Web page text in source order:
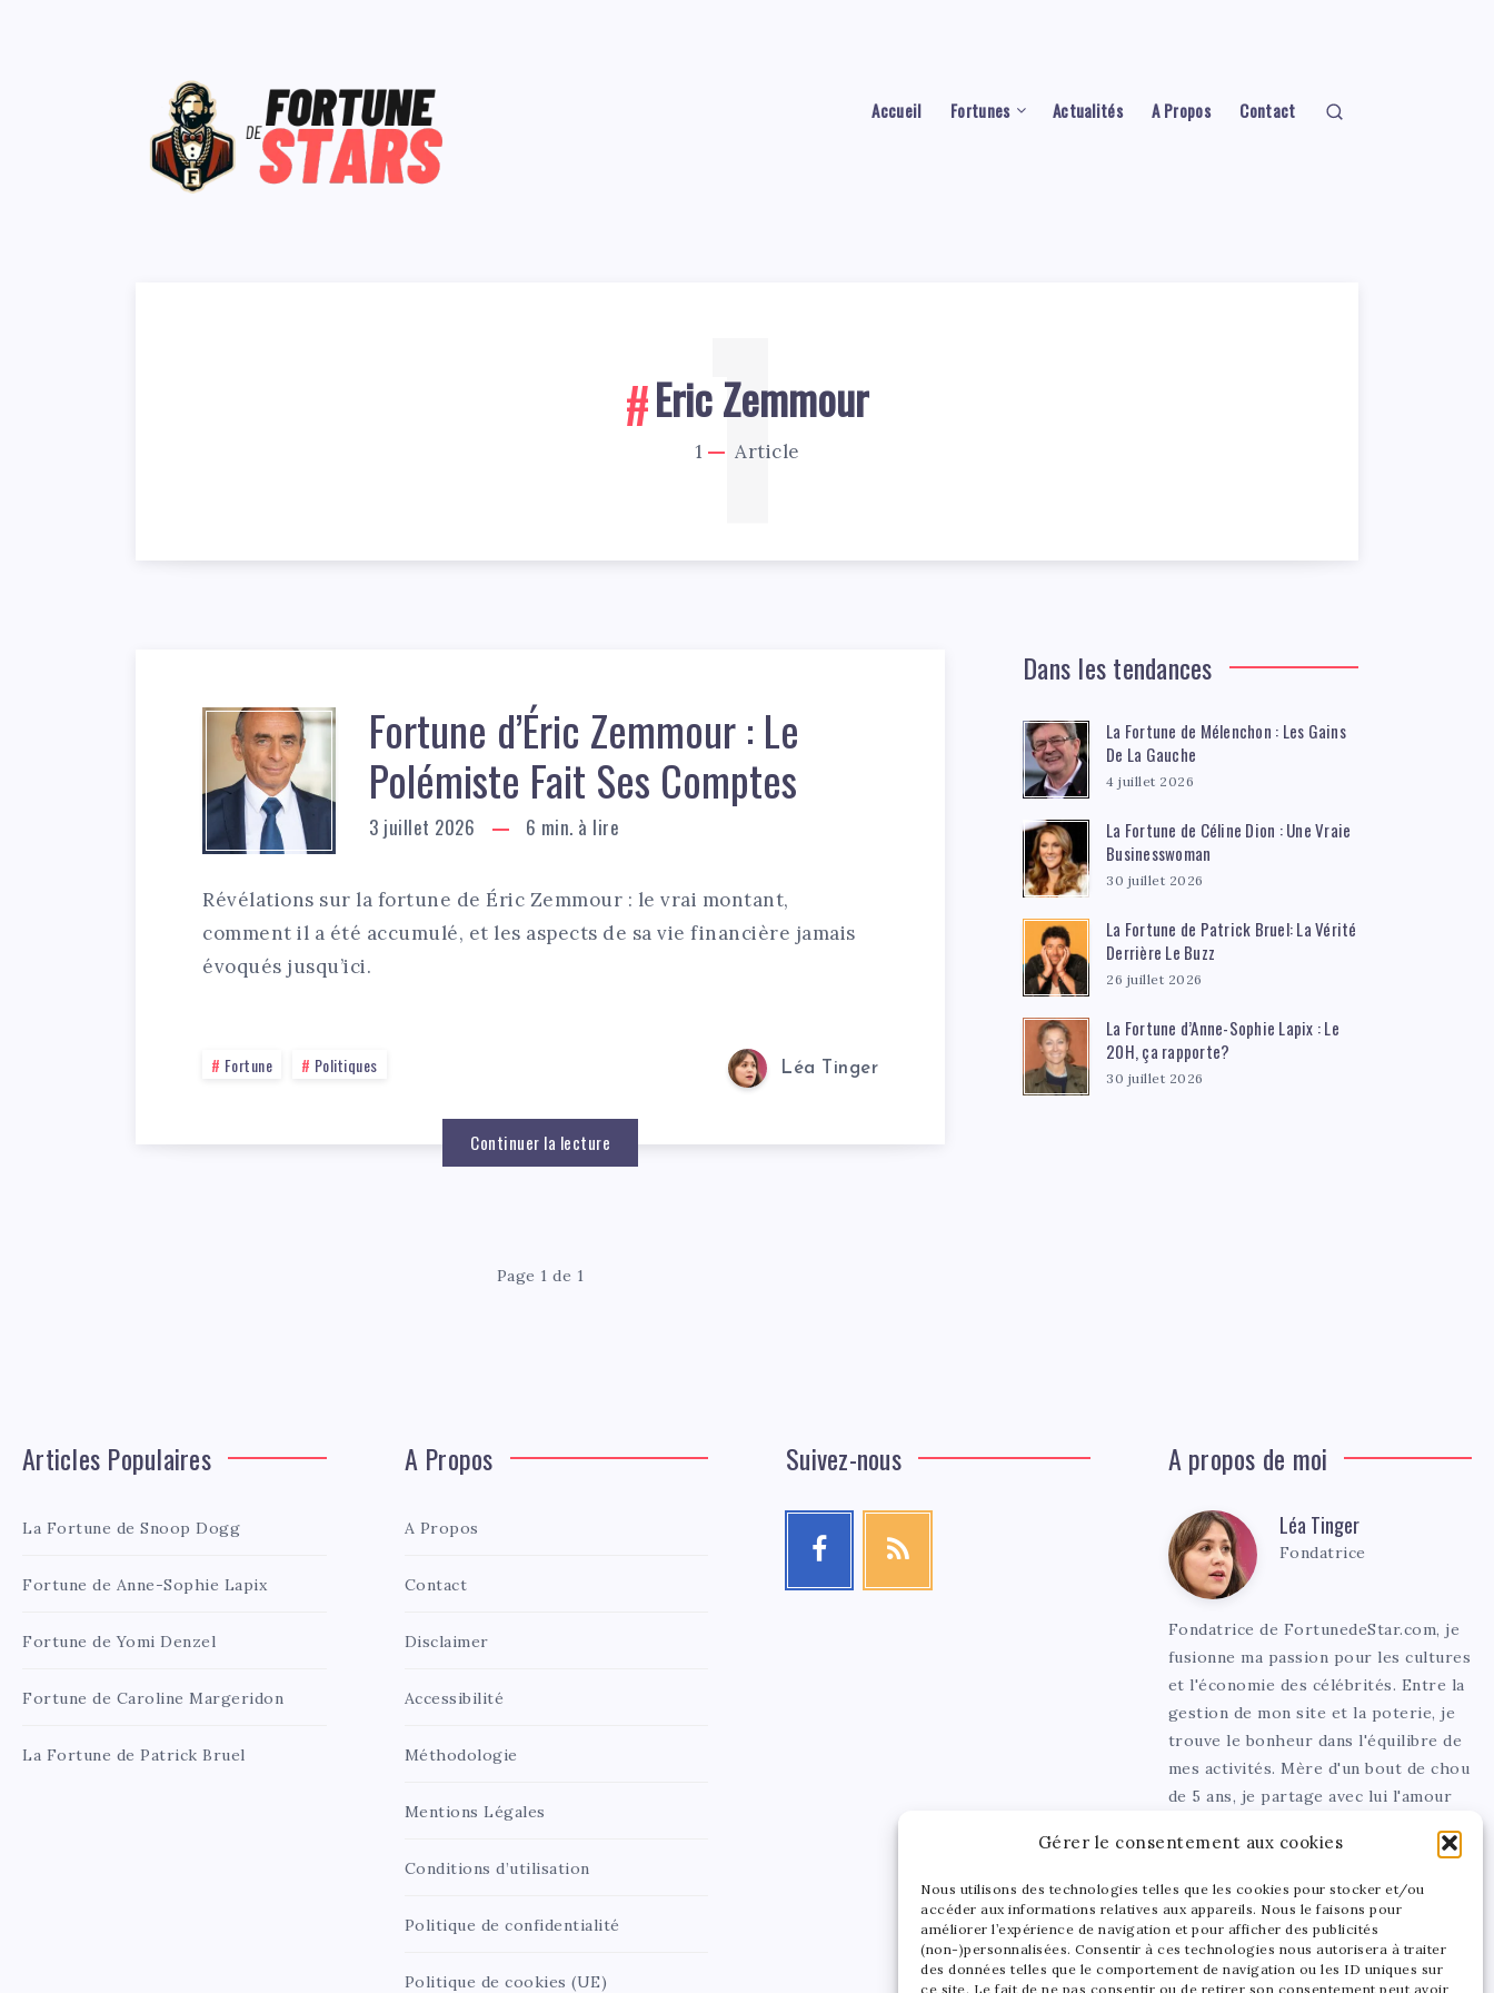
Gérer le consentement aux cookies
Nous utilisons des technologies telles que les cookies pour stocker et/ou
accéder aux informations relatives aux appareils. Nous le faisons pour
améliorer l’expérience de navigation et pour afficher des publicités
(non-)personnalisées. Consentir à ces technologies nous autorisera à traiter
des données telles que le comportement de navigation ou les ID uniques sur
ce site. Le fait de ne pas consentir ou de retirer son consentement peut avoir
Accueil Fortunes Actualités A Propos Contact
Eric Zemmour
1 Article
1
Fortune d’Éric Zemmour : Le
Polémiste Fait Ses Comptes
3 juillet 2026 6 min. à lire
Révélations sur la fortune de Éric Zemmour : le vrai montant,
comment il a été accumulé, et les aspects de sa vie financière jamais
évoqués jusqu’ici.
Fortune Politiques Léa Tinger
Continuer la lecture
Page 1 de 1
Dans les tendances
La Fortune de Mélenchon : Les Gains
De La Gauche
4 juillet 2026
La Fortune de Céline Dion : Une Vraie
Businesswoman
30 juillet 2026
La Fortune de Patrick Bruel: La Vérité
Derrière Le Buzz
26 juillet 2026
La Fortune d’Anne-Sophie Lapix : Le
20H, ça rapporte?
30 juillet 2026
Articles Populaires
La Fortune de Snoop Dogg
Fortune de Anne-Sophie Lapix
Fortune de Yomi Denzel
Fortune de Caroline Margeridon
La Fortune de Patrick Bruel
A Propos
A Propos
Contact
Disclaimer
Accessibilité
Méthodologie
Mentions Légales
Conditions d’utilisation
Politique de confidentialité
Politique de cookies (UE)
Suivez-nous A propos de moi
Léa
Tinger
Léa Tinger
Fondatrice
Fondatrice de FortunedeStar.com, je
fusionne ma passion pour les cultures
et l'économie des célébrités. Entre la
gestion de mon site et la poterie, je
trouve le bonheur dans l'équilibre de
mes activités. Mère d'un bout de chou
de 5 ans, je partage avec lui l'amour